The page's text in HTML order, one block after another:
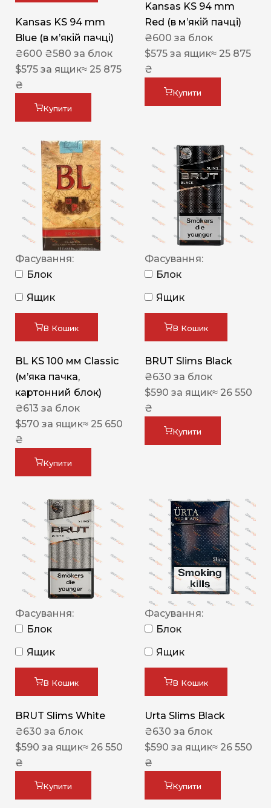
Kansas KS 94 mm
Blue (в мʼякій пачці)
₴600 ₴580 за блок
$575 за ящик≈ 25 875
₴
Купити
Kansas KS 94 mm
Red (в мʼякій пачці)
₴600 за блок
$575 за ящик≈ 25 875
₴
Купити
Фасування:
Блок
Ящик
В Кошик
BL KS 100 мм Classic
(м’яка пачка,
картонний блок)
₴613 за блок
$570 за ящик≈ 25 650
₴
Купити
Фасування:
Блок
Ящик
В Кошик
BRUT Slims Black
₴630 за блок
$590 за ящик≈ 26 550
₴
Купити
Фасування:
Блок
Ящик
В Кошик
BRUT Slims White
₴630 за блок
$590 за ящик≈ 26 550
₴
Купити
Фасування:
Блок
Ящик
В Кошик
Urta Slims Black
₴630 за блок
$590 за ящик≈ 26 550
₴
Купити